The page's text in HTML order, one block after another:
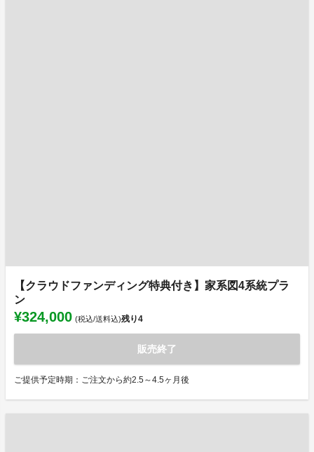
【クラウドファンディング特典付き】家系図4系統プラ
ン
¥324,000 (税込/送料込)残り4
販売終了
ご提供予定時期：ご注文から約2.5～4.5ヶ月後